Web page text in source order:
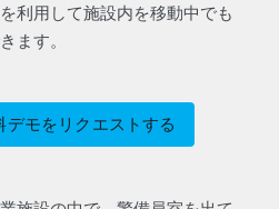
利用して施設内を移動中でも
ます。
モをリクエストする